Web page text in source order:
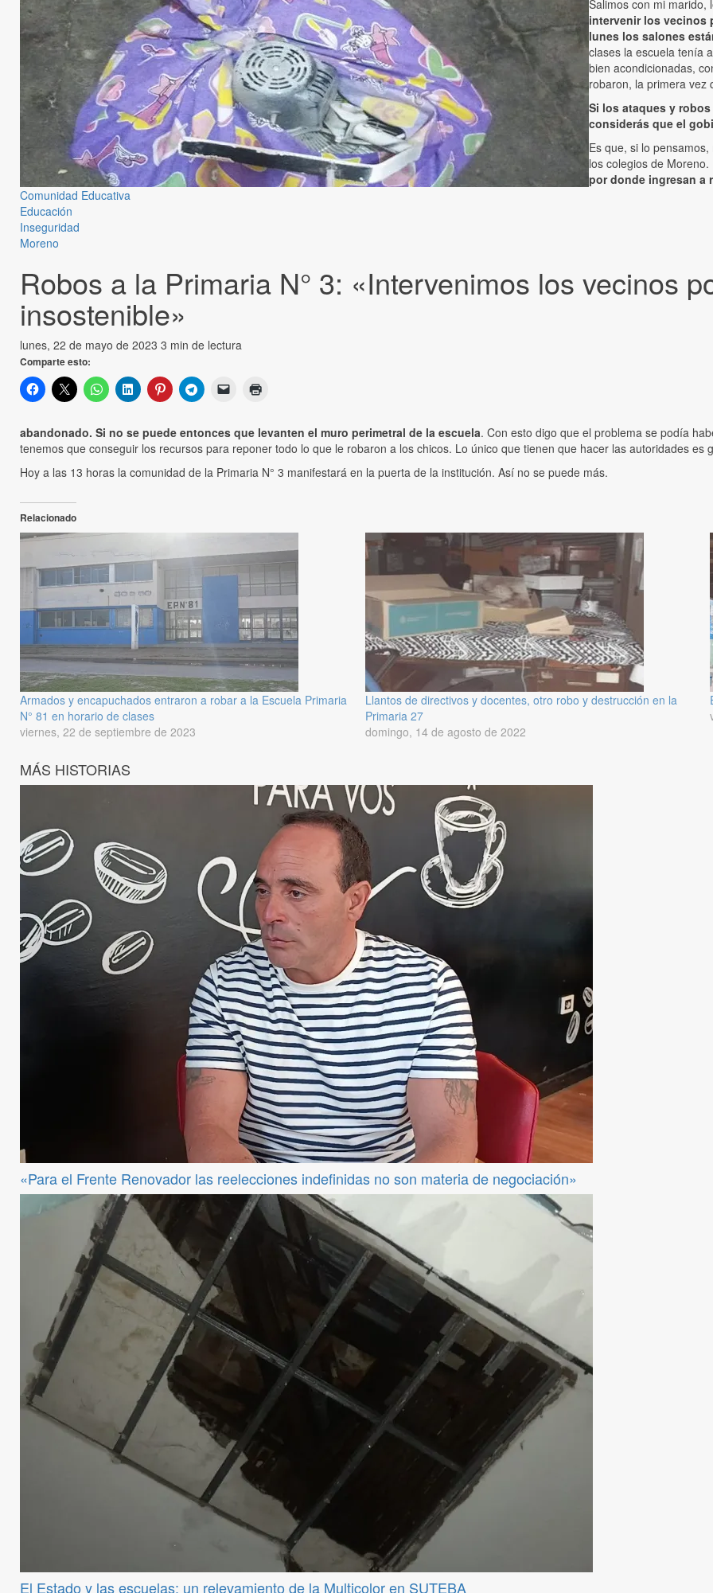
Comunidad Educativa
Educación
Inseguridad
Moreno
Robos a la Primaria N° 3: «Intervenimos los vecinos
insostenible»
lunes, 22 de mayo de 2023 3 min de lectura
Comparte esto:
Salimos con mi marido,
intervenir los vecinos
lunes los salones
clases la escuela tenía
bien acondicionadas,
robaron, la primera vez
Si los ataques y
considerás que el
Es que, si lo
los colegios de Moreno.
por donde ingresan a
abandonado. Si no se puede entonces que levanten el muro perimetral de la escuela. Con esto digo que el problema se podía
tenemos que conseguir los recursos para reponer todo lo que le robaron a los chicos. Lo único que tienen que hacer las autoridades es
Hoy a las 13 horas la comunidad de la Primaria N° 3 manifestará en la puerta de la institución. Así no se puede más.
Relacionado
Armados y encapuchados entraron a robar a la Escuela Primaria
N° 81 en horario de clases
viernes, 22 de septiembre de 2023
Llantos de directivos y docentes, otro robo y destrucción en la
Primaria 27
domingo, 14 de agosto de 2022
MÁS HISTORIAS
«Para el Frente Renovador las reelecciones indefinidas no son materia de negociación»
El Estado y las escuelas: un relevamiento de la Multicolor en SUTEBA